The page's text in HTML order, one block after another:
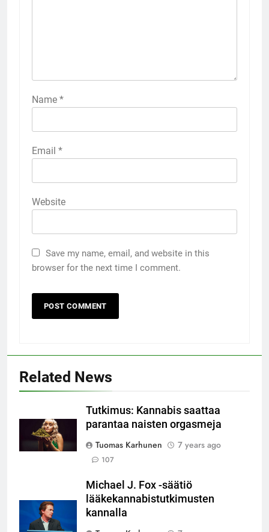
Name *
Email *
Website
Save my name, email, and website in this
browser for the next time I comment.
Related News
Tutkimus: Kannabis saattaa
parantaa naisten orgasmeja
Tuomas Karhunen
7 years ago
107
Michael J. Fox -säätiö
lääkekannabistutkimusten
kannalla